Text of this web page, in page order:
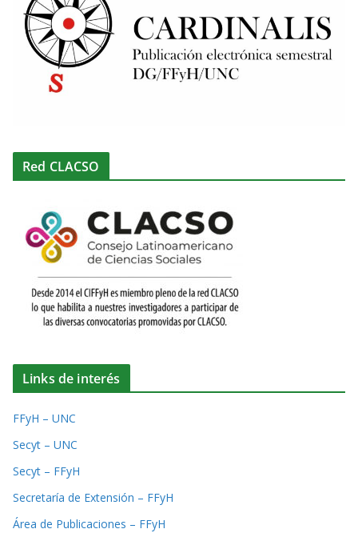
Red CLACSO
Links de interés
FFyH – UNC
Secyt – UNC
Secyt – FFyH
Secretaría de Extensión – FFyH
Área de Publicaciones – FFyH